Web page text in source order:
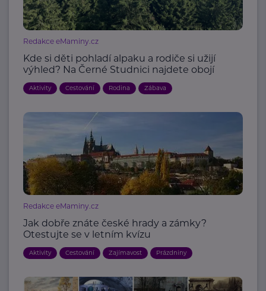
Redakce eMaminy.cz
Kde si děti pohladí alpaku a rodiče si užijí
výhled? Na Černé Studnici najdete obojí
Aktivity Cestování Rodina Zábava
Redakce eMaminy.cz
Jak dobře znáte české hrady a zámky?
Otestujte se v letním kvízu
Aktivity Cestování Zajímavost Prázdniny